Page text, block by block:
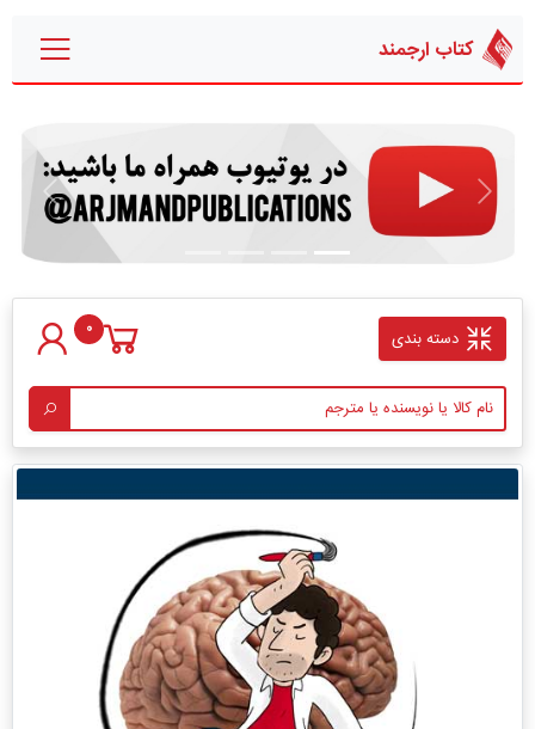
کتاب ارجمند
قبلی بعدی
دسته بندی 0